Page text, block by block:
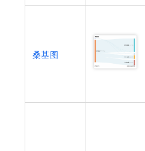
桑基图